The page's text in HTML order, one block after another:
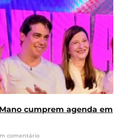
cumprem agenda em
comentário